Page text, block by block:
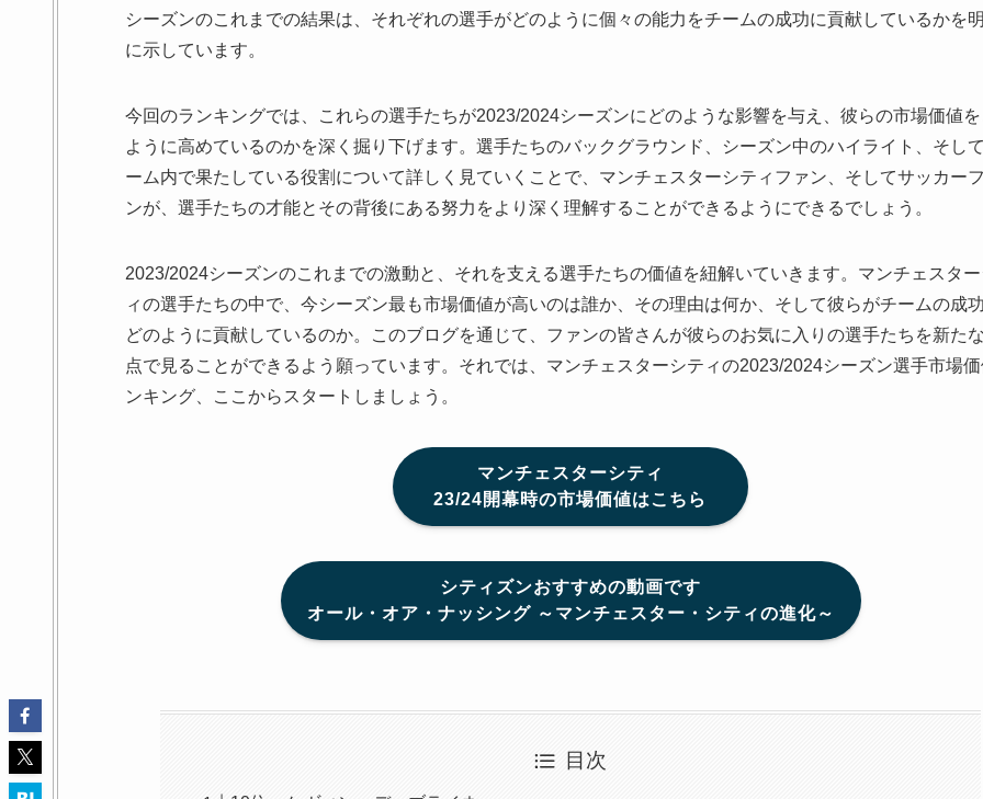
シーズンのこれまでの結果は、それぞれの選手がどのように個々の能力をチームの成功に貢献しているかを
に示しています。
今回のランキングでは、これらの選手たちが2023/2024シーズンにどのような影響を与え、彼らの市場価値
ように高めているのかを深く掘り下げます。選手たちのバックグラウンド、シーズン中のハイライト、そし
ーム内で果たしている役割について詳しく見ていくことで、マンチェスターシティファン、そしてサッカー
ンが、選手たちの才能とその背後にある努力をより深く理解することができるようにできるでしょう。
2023/2024シーズンのこれまでの激動と、それを支える選手たちの価値を紐解いていきます。マンチェスタ
ィの選手たちの中で、今シーズン最も市場価値が高いのは誰か、その理由は何か、そして彼らがチームの成
どのように貢献しているのか。このブログを通じて、ファンの皆さんが彼らのお気に入りの選手たちを新た
点で見ることができるよう願っています。それでは、マンチェスターシティの2023/2024シーズン選手市場価
ンキング、ここからスタートしましょう。
マンチェスターシティ
23/24開幕時の市場価値はこちら
シティズンおすすめの動画です
オール・オア・ナッシング ～マンチェスター・シティの進化～
目次